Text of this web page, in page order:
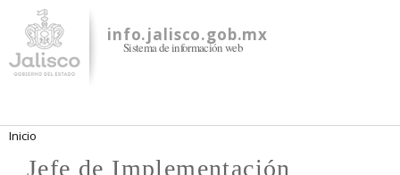
contenido
principal
info.jalisco.gob.mx
Sistema de información web
Se encuentra usted aquí
Inicio
Jefe de Implementación